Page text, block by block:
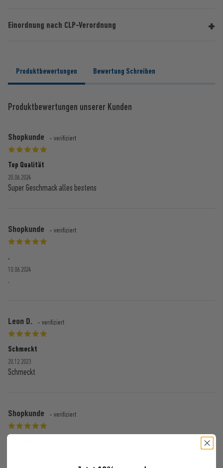
Einordnung nach CLP-Verordnung
Produktbewertungen Bewertung Schreiben
Produktbewertungen unserer Kunden
Shopkunde - verifiziert
Top Qualität
20.06.2024
Super Geschmack alles bestens
Shopkunde - verifiziert
.
10.06.2024
.
Leon D. - verifiziert
Schmeckt
20.12.2023
Schmeckt
Shopkunde - verifiziert